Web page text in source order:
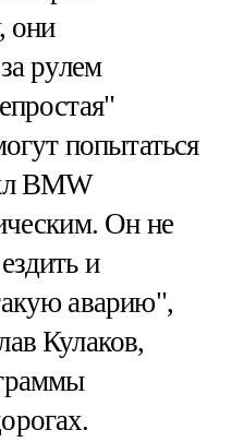
они
рулем
попытаться
BMW
Он не
и
аварию",
Кулаков,